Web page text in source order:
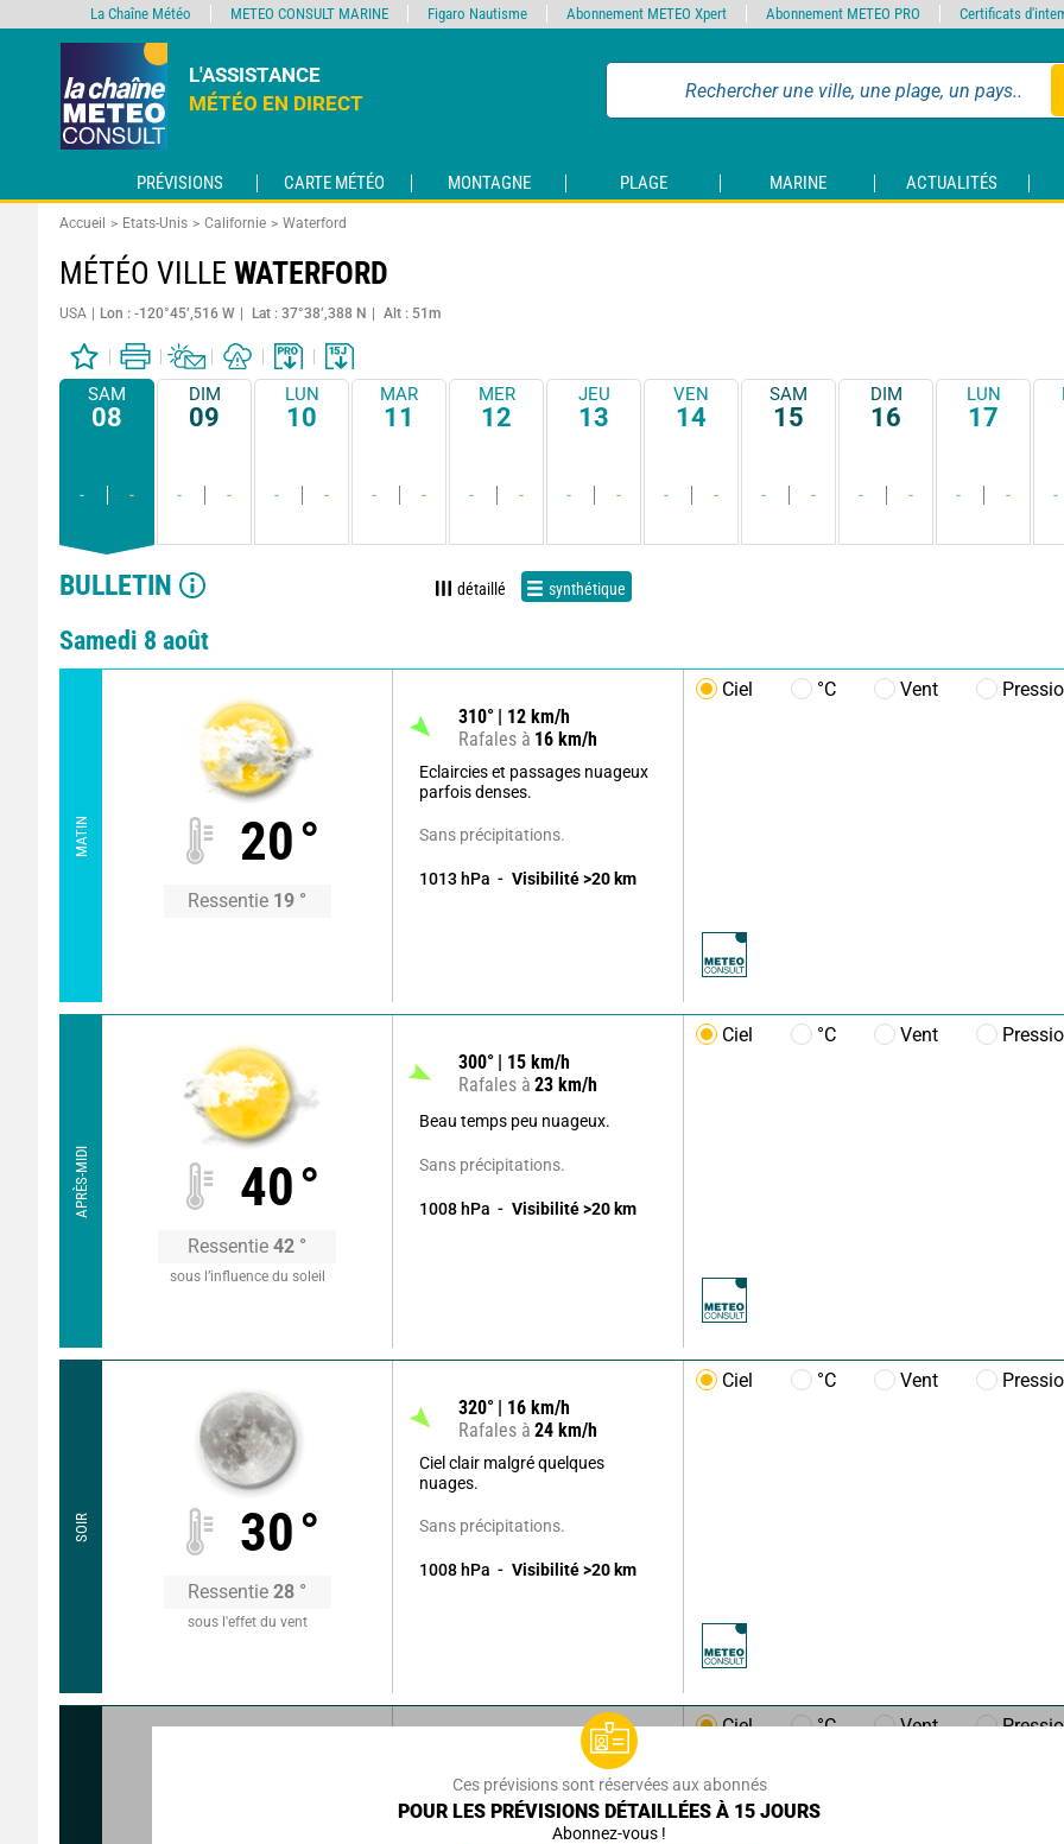
L'ASSISTANCE
MÉTÉO EN DIRECT
PRÉVISIONS CARTE MÉTÉO MONTAGNE PLAGE MARINE ACTUALITÉS
Accueil Etats-Unis Californie Waterford
MÉTÉO VILLE WATERFORD
USA Lon : -120°45’,516 W Lat : 37°38’,388 N Alt : 51m
SAM
08
- -
DIM
09
- -
LUN
10
- -
MAR
11
- -
MER
12
- -
JEU
13
- -
VEN
14
- -
SAM
15
- -
DIM
16
- -
LUN
17
- - -
BULLETIN détaillé synthétique
Samedi 8 août
MATIN 20°
Ressentie 19 °
310° 12 km/h
Rafales à 16 km/h
Eclaircies et passages nuageux
parfois denses.
Sans précipitations.
1013 hPa Visibilité >20 km
Ciel °C Vent
APRÈS-MIDI 40°
Ressentie 42 °
sous l’influence du soleil
300° 15 km/h
Rafales à 23 km/h
Beau temps peu nuageux.
Sans précipitations.
1008 hPa Visibilité >20 km
Ciel °C Vent
SOIR 30°
Ressentie 28 °
sous l'effet du vent
320° 16 km/h
Rafales à 24 km/h
Ciel clair malgré quelques
nuages.
Sans précipitations.
1008 hPa Visibilité >20 km
Ciel °C Vent
Rafales à11 km/h
Beau temps peu nuageux
devenant variable.
Ciel °C Vent
Ces prévisions sont réservées aux abonnés
POUR LES PRÉVISIONS DÉTAILLÉES À 15 JOURS
Abonnez-vous !
La Chaîne Météo METEO CONSULT MARINE Figaro Nautisme Abonnement METEO Xpert Abonnement METEO PRO Certificats